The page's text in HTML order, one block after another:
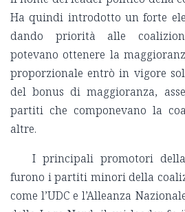
Ha quindi introdotto un forte
dando priorità alle
potevano ottenere la
proporzionale entrò in vigore
del bonus di maggioranza,
partiti che componevano la
altre.
I principali promotori
furono i partiti minori della
come l’UDC e l’Alleanza